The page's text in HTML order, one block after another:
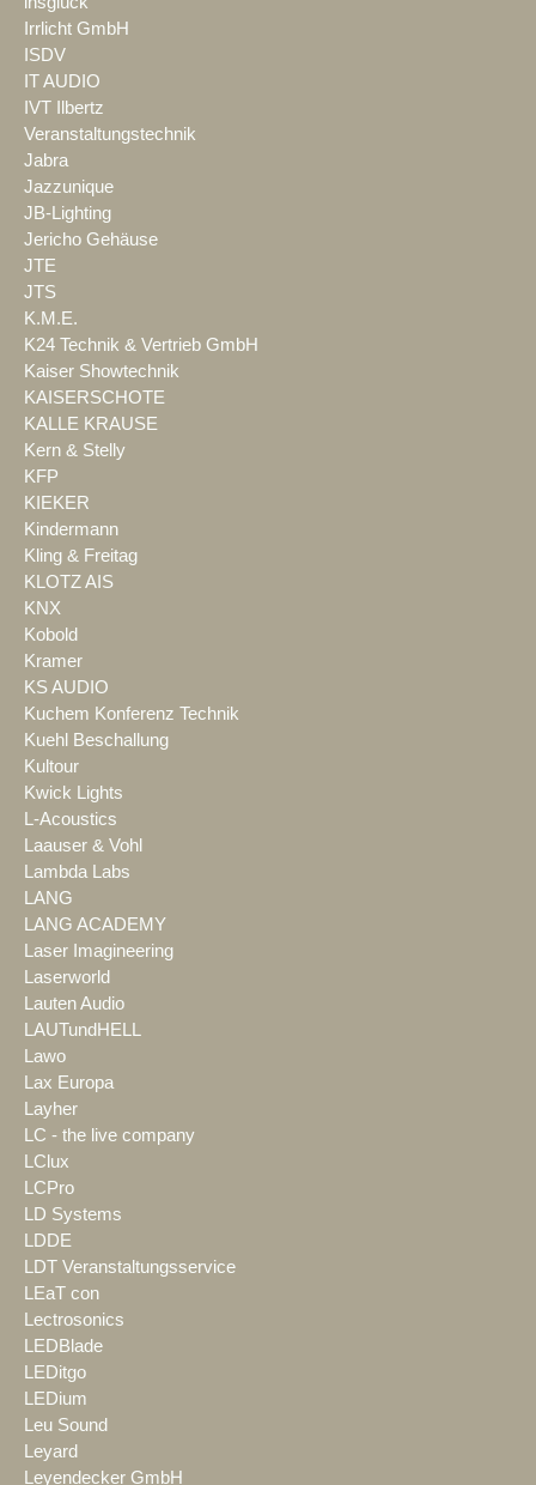
Irrlicht GmbH
ISDV
IT AUDIO
IVT Ilbertz
Veranstaltungstechnik
Jabra
Jazzunique
JB-Lighting
Jericho Gehäuse
JTE
JTS
K.M.E.
K24 Technik & Vertrieb GmbH
Kaiser Showtechnik
KAISERSCHOTE
KALLE KRAUSE
Kern & Stelly
KFP
KIEKER
Kindermann
Kling & Freitag
KLOTZ AIS
KNX
Kobold
Kramer
KS AUDIO
Kuchem Konferenz Technik
Kuehl Beschallung
Kultour
Kwick Lights
L-Acoustics
Laauser & Vohl
Lambda Labs
LANG
LANG ACADEMY
Laser Imagineering
Laserworld
Lauten Audio
LAUTundHELL
Lawo
Lax Europa
Layher
LC - the live company
LClux
LCPro
LD Systems
LDDE
LDT Veranstaltungsservice
LEaT con
Lectrosonics
LEDBlade
LEDitgo
LEDium
Leu Sound
Leyard
Leyendecker GmbH